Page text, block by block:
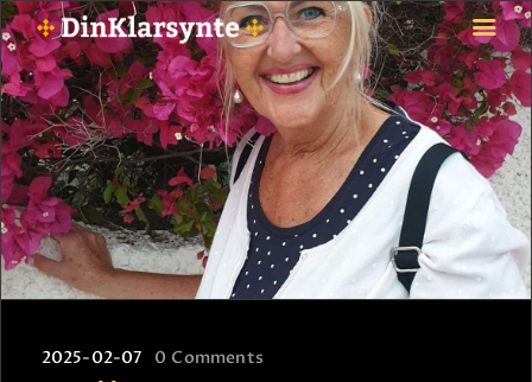
FORSIDE
ASTROLOGI
STJERNETEGN
TAROTKORT
KLARSYNTE
BETALING
2025-02-07 0 Comments